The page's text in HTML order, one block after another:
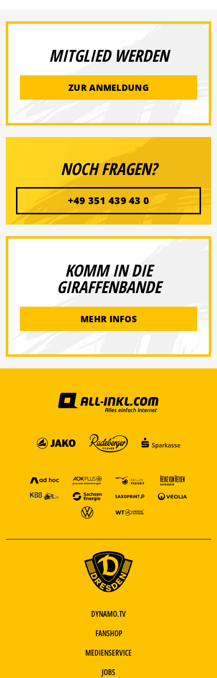
MITGLIED WERDEN
ZUR ANMELDUNG
NOCH FRAGEN?
+49 351 439 43 0
KOMM IN DIE
GIRAFFENBANDE
MEHR INFOS
DYNAMO.TV
FANSHOP
MEDIENSERVICE
JOBS